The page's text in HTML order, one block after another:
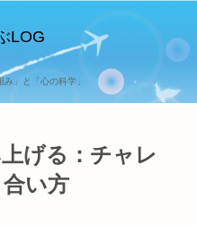
LOG
」と「心の科学」
げる：チャレ
い方